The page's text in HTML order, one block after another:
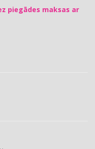
piegādes maksas ar